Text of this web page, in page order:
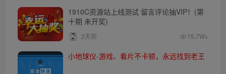
1910C资源站上线测试 留言评论抽VIP！(第
十期 未开奖)
2天前 15.7W+
小地球仪-游戏、看片不卡顿，永远找到老王